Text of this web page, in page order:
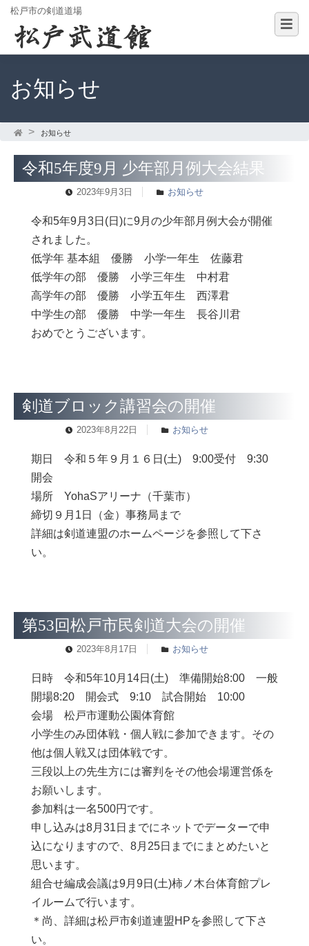
松戸市の剣道道場
お知らせ
お知らせ
令和5年度9月 少年部月例大会結果
2023年9月3日 お知らせ
令和5年9月3日(日)に9月の少年部月例大会が開催
されました。
低学年 基本組 優勝 小学一年生 佐藤君
低学年の部 優勝 小学三年生 中村君
高学年の部 優勝 小学五年生 西澤君
中学生の部 優勝 中学一年生 長谷川君
おめでとうございます。
剣道ブロック講習会の開催
2023年8月22日 お知らせ
期日 令和５年９月１６日(土) 9:00受付 9:30
開会
場所 YohaSアリーナ（千葉市）
締切９月1日（金）事務局まで
詳細は剣道連盟のホームページを参照して下さ
い。
第53回松戸市民剣道大会の開催
2023年8月17日 お知らせ
日時 令和5年10月14日(土) 準備開始8:00 一般
開場8:20 開会式 9:10 試合開始 10:00
会場 松戸市運動公園体育館
小学生のみ団体戦・個人戦に参加できます。その
他は個人戦又は団体戦です。
三段以上の先生方には審判をその他会場運営係を
お願いします。
参加料は一名500円です。
申し込みは8月31日までにネットでデーターで申
込になりますので、8月25日までにまとめたいと
思います。
組合せ編成会議は9月9日(土)柿ノ木台体育館プレ
イルームで行います。
＊尚、詳細は松戸市剣道連盟HPを参照して下さ
い。